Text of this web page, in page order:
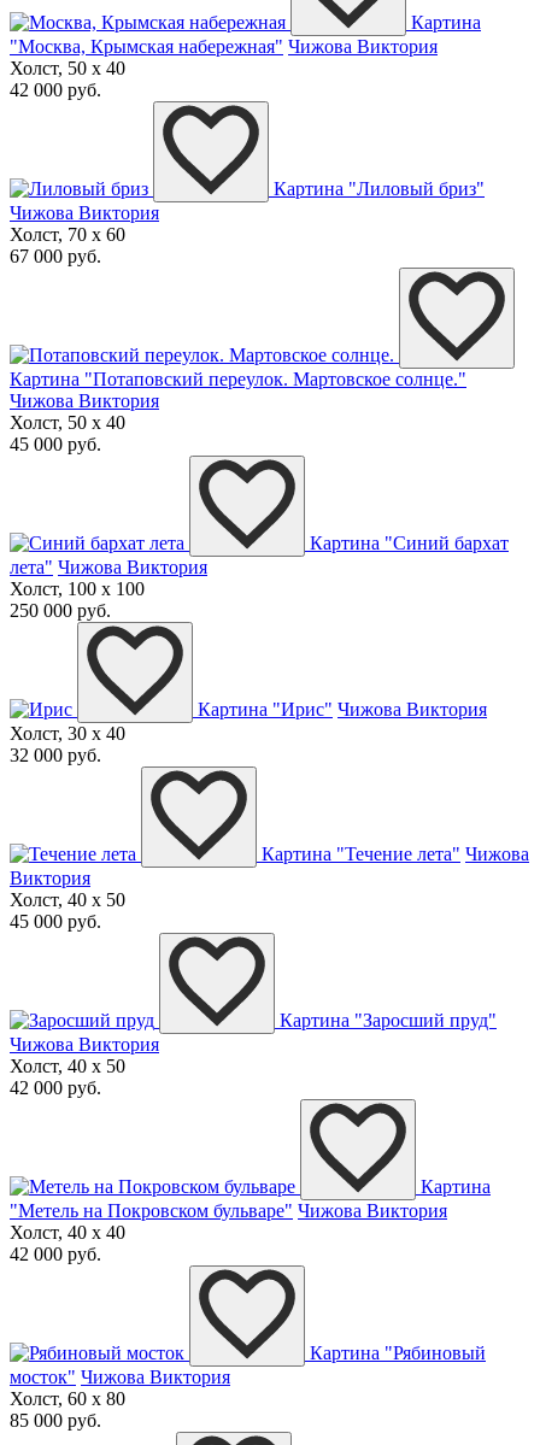
Картина
"Москва, Крымская набережная" Чижова Виктория
Холст, 50 x 40
42 000 руб.
Картина "Лиловый бриз"
Чижова Виктория
Холст, 70 x 60
67 000 руб.
Картина "Потаповский переулок. Мартовское солнце."
Чижова Виктория
Холст, 50 x 40
45 000 руб.
Картина "Синий бархат
лета" Чижова Виктория
Холст, 100 x 100
250 000 руб.
Картина "Ирис" Чижова Виктория
Холст, 30 x 40
32 000 руб.
Картина "Течение лета" Чижова
Виктория
Холст, 40 x 50
45 000 руб.
Картина "Заросший пруд"
Чижова Виктория
Холст, 40 x 50
42 000 руб.
Картина
"Метель на Покровском бульваре" Чижова Виктория
Холст, 40 x 40
42 000 руб.
Картина "Рябиновый
мосток" Чижова Виктория
Холст, 60 x 80
85 000 руб.